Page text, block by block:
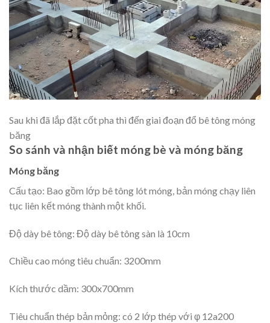
Sau khi đã lắp đặt cốt pha thì đến giai đoạn đổ bê tông móng
băng
So sánh và nhận biết móng bè và móng băng
Móng băng
Cấu tạo: Bao gồm lớp bê tông lót móng, bản móng chạy liên
tục liên kết móng thành một khối.
Độ dày bê tông: Độ dày bê tông sàn là 10cm
Chiều cao móng tiêu chuẩn: 3200mm
Kích thước dầm: 300x700mm
Tiêu chuẩn thép bản mỏng: có 2 lớp thép với φ 12a200